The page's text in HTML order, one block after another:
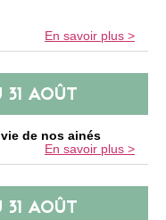
En savoir plus >
31 AOÛT
de nos ainés
En savoir plus >
31 AOÛT